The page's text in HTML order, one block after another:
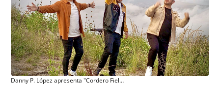
Danny P. López apresenta "Cordero Fiel (Angus Dei) com participação de Pablo Andrés Hidalgo e Mic Kid